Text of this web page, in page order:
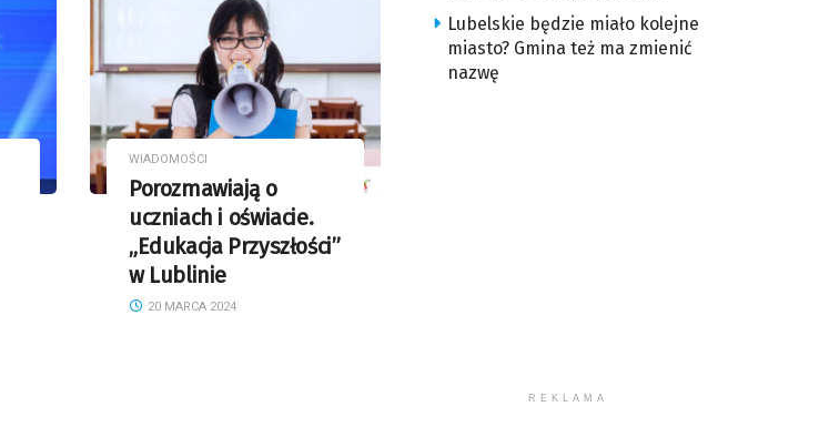
WIADOMOŚCI
Porozmawiają o
uczniach i oświacie.
„Edukacja Przyszłości”
w Lublinie
20 MARCA 2024
Lubelskie będzie miało kolejne
miasto? Gmina też ma zmienić
nazwę
REKLAMA